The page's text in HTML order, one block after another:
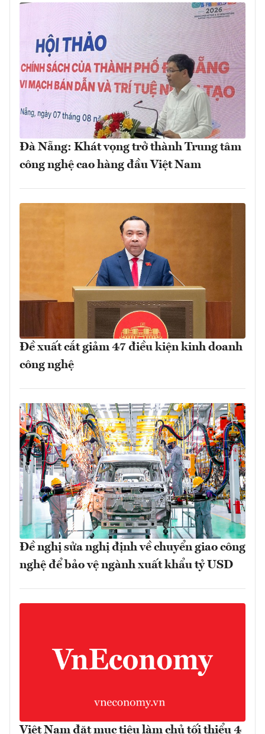
Đà Nẵng: Khát vọng trở thành Trung tâm
công nghệ cao hàng đầu Việt Nam
Đề xuất cắt giảm 47 điều kiện kinh doanh
công nghệ
Đề nghị sửa nghị định về chuyển giao công
nghệ để bảo vệ ngành xuất khẩu tỷ USD
Việt Nam đặt mục tiêu làm chủ tối thiểu 4